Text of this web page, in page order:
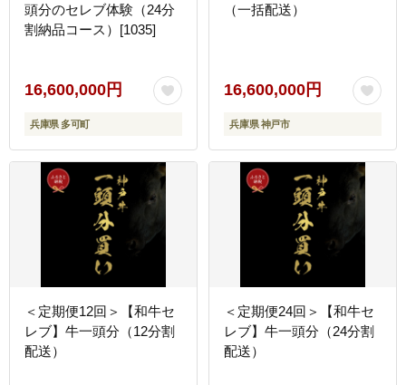
頭分のセレブ体験（24分
割納品コース）[1035]
16,600,000円
兵庫県 多可町
（一括配送）
16,600,000円
兵庫県 神戸市
＜定期便12回＞【和牛セ
レブ】牛一頭分（12分割
配送）
＜定期便24回＞【和牛セ
レブ】牛一頭分（24分割
配送）